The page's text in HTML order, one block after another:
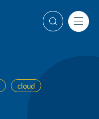
Suche
cloud